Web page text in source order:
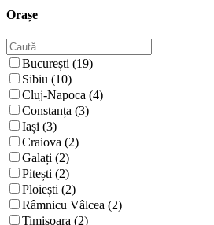
Orașe
București (19)
Sibiu (10)
Cluj-Napoca (4)
Constanța (3)
Iași (3)
Craiova (2)
Galați (2)
Pitești (2)
Ploiești (2)
Râmnicu Vâlcea (2)
Timișoara (2)